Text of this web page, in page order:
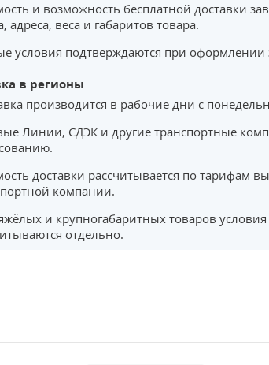
и возможность бесплатной доставки
адреса, веса и габаритов товара.
условия подтверждаются при оформлении
в регионы
производится в рабочие дни с
Линии, СДЭК и другие транспортные
доставки рассчитывается по тарифам
компании.
и крупногабаритных товаров условия
отдельно.